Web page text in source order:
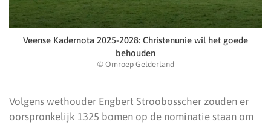
Veense Kadernota 2025-2028: Christenunie wil het goede
behouden
© Omroep Gelderland
Volgens wethouder Engbert Stroobosscher zouden er
oorspronkelijk 1325 bomen op de nominatie staan om